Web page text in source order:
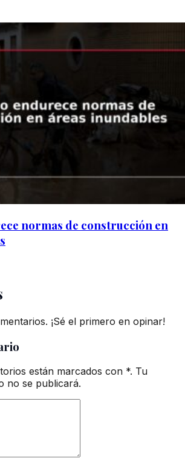
normas de construcción en
¡Sé el primero en opinar!
están marcados con *. Tu
no se publicará.